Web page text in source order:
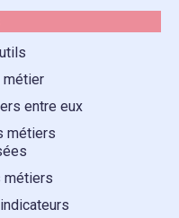
métier
entre eux
métiers
métiers